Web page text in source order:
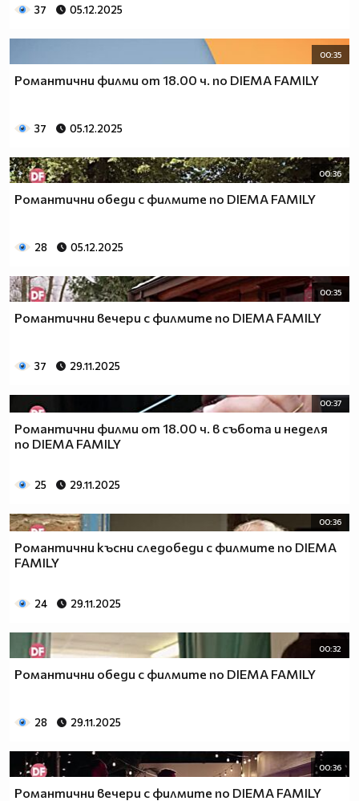
37 05.12.2025
00:35
Романтични филми от 18.00 ч. по DIEMA FAMILY
37 05.12.2025
00:36
Романтични обеди с филмите по DIEMA FAMILY
28 05.12.2025
00:35
Романтични вечери с филмите по DIEMA FAMILY
37 29.11.2025
00:37
Романтични филми от 18.00 ч. в събота и неделя
по DIEMA FAMILY
25 29.11.2025
00:36
Романтични късни следобеди с филмите по DIEMA
FAMILY
24 29.11.2025
00:32
Романтични обеди с филмите по DIEMA FAMILY
28 29.11.2025
00:36
Романтични вечери с филмите по DIEMA FAMILY